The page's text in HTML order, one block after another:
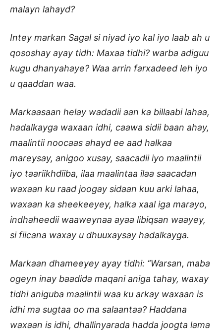
malayn lahayd?
Intey markan Sagal si niyad iyo kal iyo laab ah u
qososhay ayay tidh: Maxaa tidhi? warba adiguu
kugu dhanyahaye? Waa arrin farxadeed leh iyo
u qaaddan waa.
Markaasaan helay wadadii aan ka billaabi lahaa,
hadalkayga waxaan idhi, caawa sidii baan ahay,
maalintii noocaas ahayd ee aad halkaa
mareysay, anigoo xusay, saacadii iyo maalintii
iyo taariikhdiiba, ilaa maalintaa ilaa saacadan
waxaan ku raad joogay sidaan kuu arki lahaa,
waxaan ka sheekeeyey, halka xaal iga marayo,
indhaheedii waaweynaa ayaa libiqsan waayey,
si fiicana waxay u dhuuxaysay hadalkayga.
Markaan dhameeyey ayay tidhi: “Warsan, maba
ogeyn inay baadida maqani aniga tahay, waxay
tidhi aniguba maalintii waa ku arkay waxaan is
idhi ma sugtaa oo ma salaantaa? Haddana
waxaan is idhi, dhallinyarada hadda joogta lama